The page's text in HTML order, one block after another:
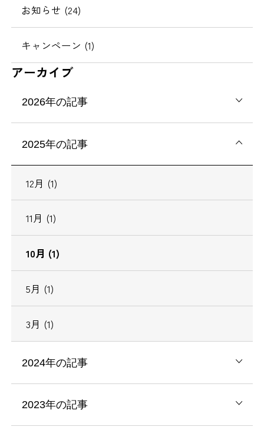
お知らせ (24)
キャンペーン (1)
アーカイブ
2026年の記事
2025年の記事
12月 (1)
11月 (1)
10月 (1)
5月 (1)
3月 (1)
2024年の記事
2023年の記事